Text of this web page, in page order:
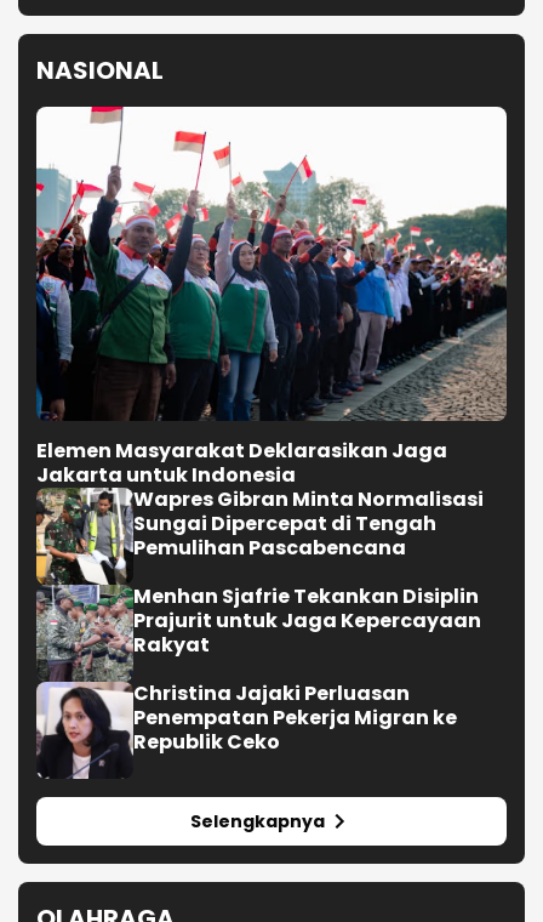
NASIONAL
Elemen Masyarakat Deklarasikan Jaga
Jakarta untuk Indonesia
Wapres Gibran Minta Normalisasi
Sungai Dipercepat di Tengah
Pemulihan Pascabencana
Menhan Sjafrie Tekankan Disiplin
Prajurit untuk Jaga Kepercayaan
Rakyat
Christina Jajaki Perluasan
Penempatan Pekerja Migran ke
Republik Ceko
Selengkapnya